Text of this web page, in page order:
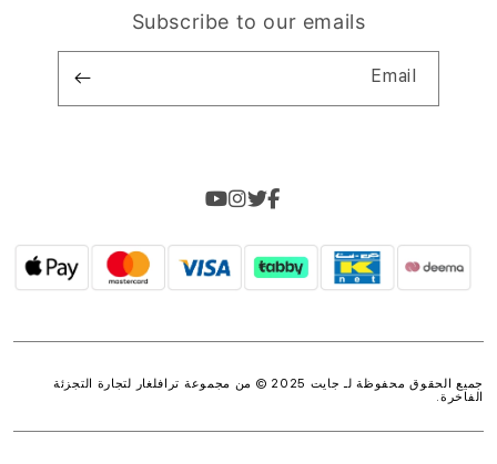
Subscribe to our emails
Email
جميع الحقوق محفوظة لـ جايت 2025 © من مجموعة
ترافلغار لتجارة التجزئة
الفاخرة.